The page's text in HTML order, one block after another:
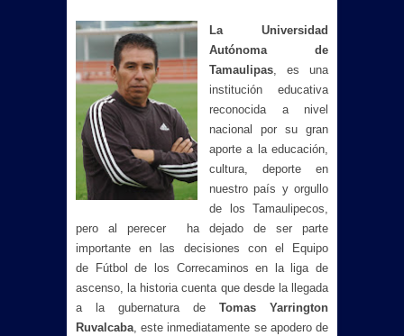
La Universidad
Autónoma de
Tamaulipas, es una
institución educativa
reconocida a nivel
nacional por su gran
aporte a la educación,
cultura, deporte en
nuestro país y orgullo
de los Tamaulipecos,
pero al perecer ha dejado de ser parte
importante en las decisiones con el Equipo
de Fútbol de los Correcaminos en la liga de
ascenso, la historia cuenta que desde la llegada
a la gubernatura de
Tomas Yarrington
Ruvalcaba, este inmediatamente se apodero de